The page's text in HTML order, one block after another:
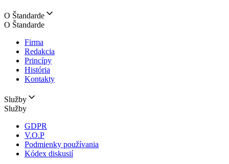
O Štandarde
O Štandarde
Firma
Redakcia
Princípy
História
Kontakty
Služby
Služby
GDPR
V.O.P
Podmienky používania
Kódex diskusií